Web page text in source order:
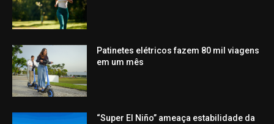
Patinetes elétricos fazem 80 mil viagens
em um mês
“Super El Niño” ameaça estabilidade da